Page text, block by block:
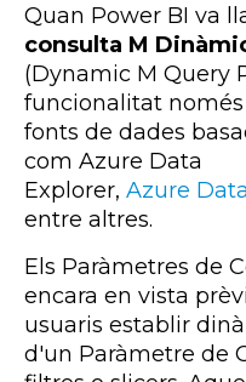
Quan Power BI va
consulta M
(Dynamic M Query
funcionalitat
fonts de dades
com Azure Data
Explorer, Azure
entre altres.
Els Paràmetres de
encara en vista
usuaris establir
d'un Paràmetre de